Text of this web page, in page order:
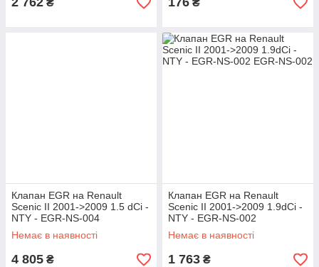
₴ ₴
Клапан EGR на Renault
Scenic II 2001->2009 1.5 dCi -
NTY - EGR-NS-004
Немає в наявності
4 805 ₴
Клапан EGR на Renault
Scenic II 2001->2009 1.9dCi -
NTY - EGR-NS-002
Немає в наявності
1 763 ₴